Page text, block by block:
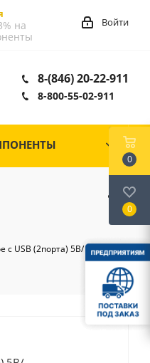
на
Войти
8-(846) 20-22-911
8-800-55-02-911
с USB (2порта) 5B/ 2,1A
0
0